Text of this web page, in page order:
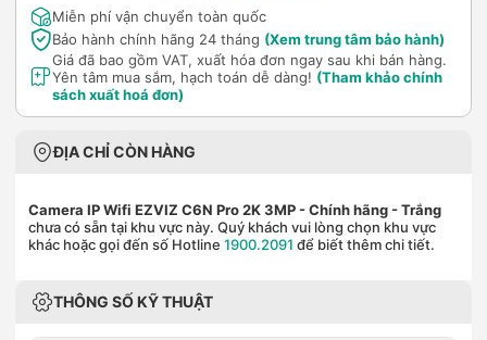
Miễn phí vận chuyển toàn quốc
Bảo hành chính hãng 24 tháng (Xem trung tâm bảo hành)
Giá đã bao gồm VAT, xuất hóa đơn ngay sau khi bán hàng.
Yên tâm mua sắm, hạch toán dễ dàng! (Tham khảo chính
sách xuất hoá đơn)
ĐỊA CHỈ CÒN HÀNG
Camera IP Wifi EZVIZ C6N Pro 2K 3MP - Chính hãng - Trắng
chưa có sẵn tại khu vực này. Quý khách vui lòng chọn khu vực
khác hoặc gọi đến số Hotline 1900.2091 để biết thêm chi tiết.
THÔNG SỐ KỸ THUẬT